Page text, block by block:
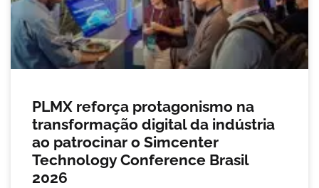
PLMX reforça protagonismo na
transformação digital da indústria
ao patrocinar o Simcenter
Technology Conference Brasil
2026